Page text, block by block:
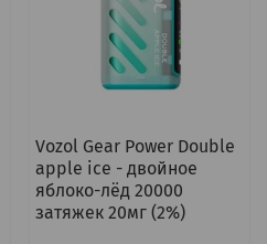
Vozol Gear Power Double
apple ice - двойное
яблоко-лёд 20000
затяжек 20мг (2%)